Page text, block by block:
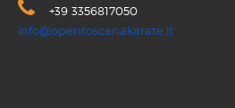
+39 3356817050
info@opentoscanakarate.it